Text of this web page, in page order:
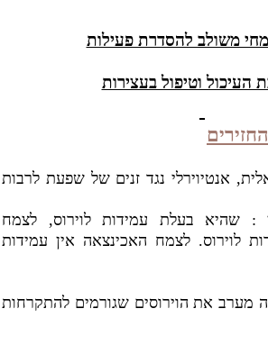
משולב להסדרת פעילות
העיכול וטיפול בעצירות
אנטיוירלי נגד זנים של שפעת לרבות
: שהיא בעלת עמידות לוירוס, לצמח
לוירוס. לצמח האכינצאה אין עמידות
מערב את הוירוסים שגורמים להתקרחות